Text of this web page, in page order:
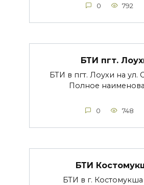
0 792
БТИ пгт.
БТИ в пгт. Лоухи на ул.
Полное
0 748
БТИ
БТИ в г. Костомукша